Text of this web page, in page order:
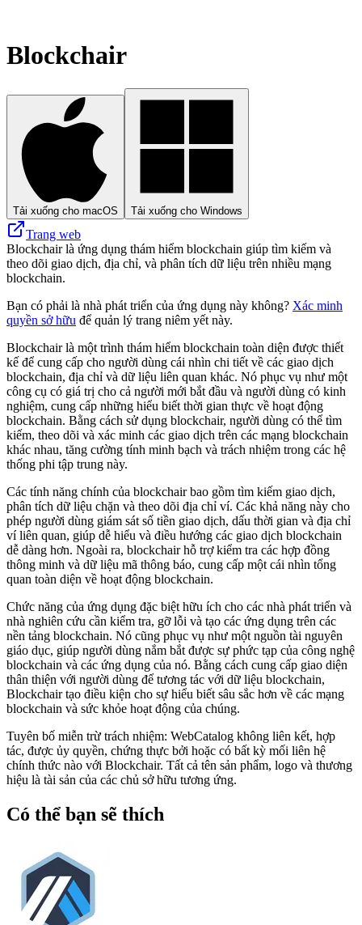
Blockchair
Tải xuống cho macOS Tải xuống cho Windows
Trang web
Blockchair là ứng dụng thám hiểm blockchain giúp tìm kiếm và
theo dõi giao dịch, địa chỉ, và phân tích dữ liệu trên nhiều mạng
blockchain.
Bạn có phải là nhà phát triển của ứng dụng này không? Xác minh
quyền sở hữu để quản lý trang niêm yết này.
Blockchair là một trình thám hiểm blockchain toàn diện được thiết
kế để cung cấp cho người dùng cái nhìn chi tiết về các giao dịch
blockchain, địa chỉ và dữ liệu liên quan khác. Nó phục vụ như một
công cụ có giá trị cho cả người mới bắt đầu và người dùng có kinh
nghiệm, cung cấp những hiểu biết thời gian thực về hoạt động
blockchain. Bằng cách sử dụng blockchair, người dùng có thể tìm
kiếm, theo dõi và xác minh các giao dịch trên các mạng blockchain
khác nhau, tăng cường tính minh bạch và trách nhiệm trong các hệ
thống phi tập trung này.
Các tính năng chính của blockchair bao gồm tìm kiếm giao dịch,
phân tích dữ liệu chặn và theo dõi địa chỉ ví. Các khả năng này cho
phép người dùng giám sát số tiền giao dịch, dấu thời gian và địa chỉ
ví liên quan, giúp dễ hiểu và điều hướng các giao dịch blockchain
dễ dàng hơn. Ngoài ra, blockchair hỗ trợ kiểm tra các hợp đồng
thông minh và dữ liệu mã thông báo, cung cấp một cái nhìn tổng
quan toàn diện về hoạt động blockchain.
Chức năng của ứng dụng đặc biệt hữu ích cho các nhà phát triển và
nhà nghiên cứu cần kiểm tra, gỡ lỗi và tạo các ứng dụng trên các
nền tảng blockchain. Nó cũng phục vụ như một nguồn tài nguyên
giáo dục, giúp người dùng nắm bắt được sự phức tạp của công nghệ
blockchain và các ứng dụng của nó. Bằng cách cung cấp giao diện
thân thiện với người dùng để tương tác với dữ liệu blockchain,
Blockchair tạo điều kiện cho sự hiểu biết sâu sắc hơn về các mạng
blockchain và sức khỏe hoạt động của chúng.
Tuyên bố miễn trừ trách nhiệm: WebCatalog không liên kết, hợp
tác, được ủy quyền, chứng thực bởi hoặc có bất kỳ mối liên hệ
chính thức nào với Blockchair. Tất cả tên sản phẩm, logo và thương
hiệu là tài sản của các chủ sở hữu tương ứng.
Có thể bạn sẽ thích